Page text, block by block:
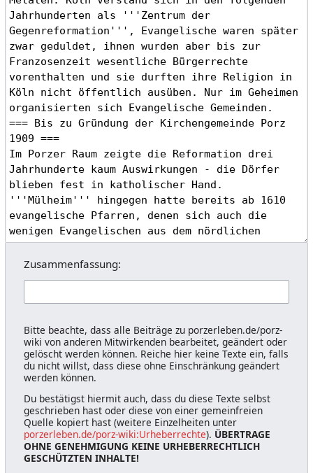
Zusammenfassung:
Bitte beachte, dass alle Beiträge zu porzerleben.de/porz-
wiki von anderen Mitwirkenden bearbeitet, geändert oder
gelöscht werden können. Reiche hier keine Texte ein, falls
du nicht willst, dass diese ohne Einschränkung geändert
werden können.
Du bestätigst hiermit auch, dass du diese Texte selbst
geschrieben hast oder diese von einer gemeinfreien
Quelle kopiert hast (weitere Einzelheiten unter
porzerleben.de/porz-wiki:Urheberrechte). ÜBERTRAGE
OHNE GENEHMIGUNG KEINE URHEBERRECHTLICH
GESCHÜTZTEN INHALTE!